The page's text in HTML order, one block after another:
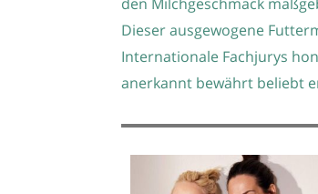
Dieser ausgewogene
Internationale Fachjurys
anerkannt bewährt beliebt